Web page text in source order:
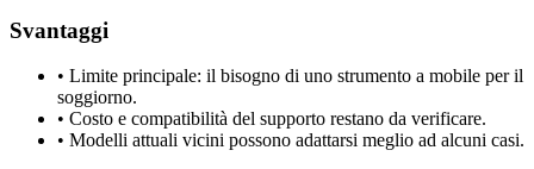
Svantaggi
• Limite principale: il bisogno di uno strumento a mobile per il
soggiorno.
• Costo e compatibilità del supporto restano da verificare.
• Modelli attuali vicini possono adattarsi meglio ad alcuni casi.